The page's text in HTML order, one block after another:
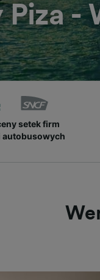
Piza -
setek firm
autobusowych